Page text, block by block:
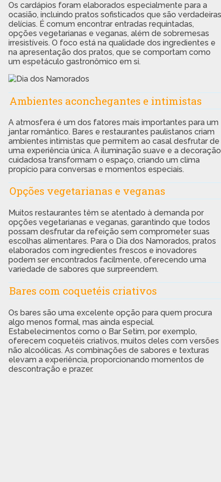
Os cardápios foram elaborados especialmente para a
ocasião, incluindo pratos sofisticados que são verdadeiras
delícias. É comum encontrar entradas requintadas,
opções vegetarianas e veganas, além de sobremesas
irresistíveis. O foco está na qualidade dos ingredientes e
na apresentação dos pratos, que se comportam como
um espetáculo gastronômico em si.
Ambientes aconchegantes e intimistas
A atmosfera é um dos fatores mais importantes para um
jantar romântico. Bares e restaurantes paulistanos criam
ambientes intimistas que permitem ao casal desfrutar de
uma experiência única. A iluminação suave e a decoração
cuidadosa transformam o espaço, criando um clima
propício para conversas e momentos especiais.
Opções vegetarianas e veganas
Muitos restaurantes têm se atentado à demanda por
opções vegetarianas e veganas, garantindo que todos
possam desfrutar da refeição sem comprometer suas
escolhas alimentares. Para o Dia dos Namorados, pratos
elaborados com ingredientes frescos e inovadores
podem ser encontrados facilmente, oferecendo uma
variedade de sabores que surpreendem.
Bares com coquetéis criativos
Os bares são uma excelente opção para quem procura
algo menos formal, mas ainda especial.
Estabelecimentos como o Bar Setim, por exemplo,
oferecem coquetéis criativos, muitos deles com versões
não alcoólicas. As combinações de sabores e texturas
elevam a experiência, proporcionando momentos de
descontração e prazer.